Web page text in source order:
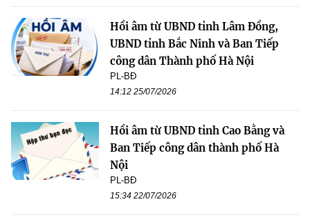
Hồi âm từ UBND tỉnh Lâm Đồng,
UBND tỉnh Bắc Ninh và Ban Tiếp
công dân Thành phố Hà Nội
PL-BĐ
14:12 25/07/2026
Hồi âm từ UBND tỉnh Cao Bằng và
Ban Tiếp công dân thành phố Hà
Nội
PL-BĐ
15:34 22/07/2026